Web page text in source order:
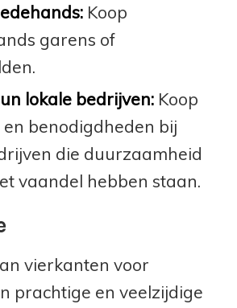
Koop
garens of
lokale bedrijven:Koop
en benodigdheden bij
die duurzaamheid
vaandel hebben staan.
vierkanten voor
prachtige en veelzijdige